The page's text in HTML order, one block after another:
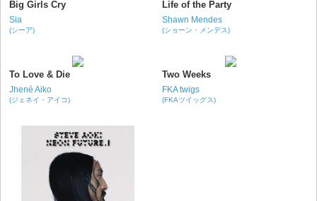
Big Girls Cry
Sia
(シーア)
Life of the Party
Shawn Mendes
(ショーン・メンデス)
To Love & Die
Jhené Aiko
(ジェネイ・アイコ)
Two Weeks
FKA twigs
(FKAツイッグス)